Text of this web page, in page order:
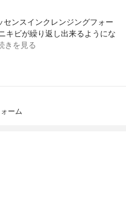
ンスインクレンジングフォー
キビが繰り返し出来るようにな
きを見る
ーム